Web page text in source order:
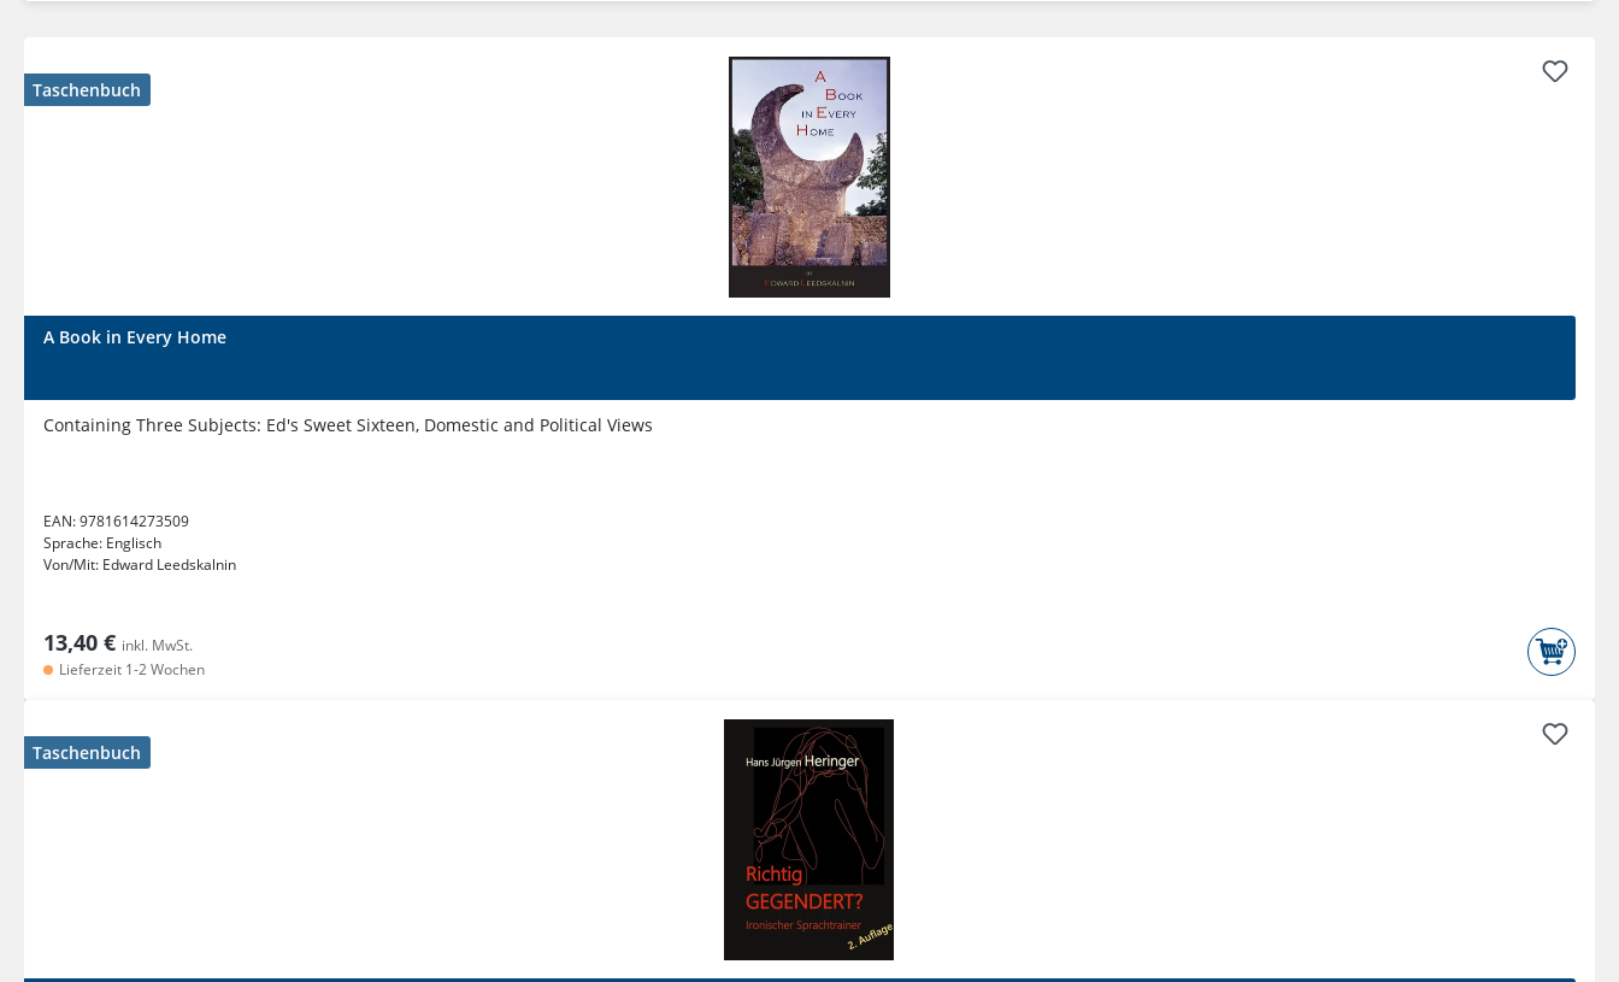
Taschenbuch
A Book in Every Home
Containing Three Subjects: Ed's Sweet Sixteen, Domestic and Political Views
EAN:9781614273509
Sprache: Englisch
Von/Mit: Edward Leedskalnin
13,40 € inkl. MwSt.
Lieferzeit 1-2 Wochen
Taschenbuch